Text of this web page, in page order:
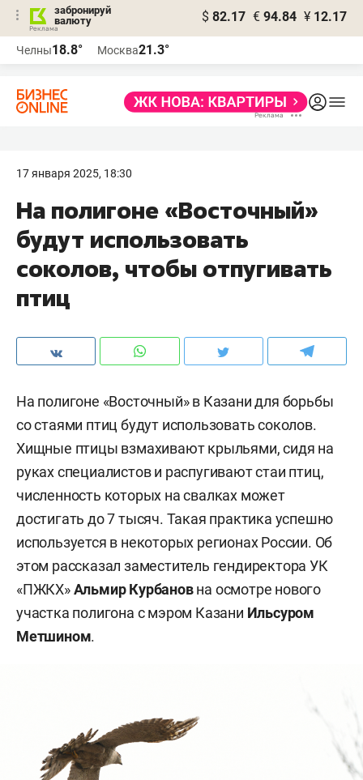
забронируй
валюту
$ 82.17 € 94.84 ¥ 12.17
Челны18.8° Москва21.3°
17 января 2025, 18:30
На полигоне «Восточный»
будут использовать
соколов, чтобы отпугивать
птиц
На полигоне «Восточный» в Казани для борьбы
со стаями птиц будут использовать соколов.
Хищные птицы взмахивают крыльями, сидя на
руках специалистов и распугивают стаи птиц,
численность которых на свалках может
достигать до 7 тысяч. Такая практика успешно
используется в некоторых регионах России. Об
этом рассказал заместитель гендиректора УК
«ПЖКХ»Альмир Курбановна осмотре нового
участка полигона с мэром Казани Ильсуром
Метшином.